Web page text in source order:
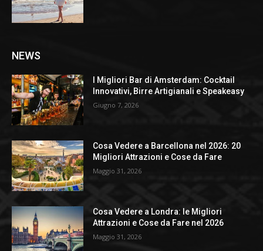
NEWS
I Migliori Bar di Amsterdam: Cocktail
Innovativi, Birre Artigianali e Speakeasy
Giugno 7, 2026
Cosa Vedere a Barcellona nel 2026: 20
Migliori Attrazioni e Cose da Fare
Maggio 31, 2026
Cosa Vedere a Londra: le Migliori
Attrazioni e Cose da Fare nel 2026
Maggio 31, 2026